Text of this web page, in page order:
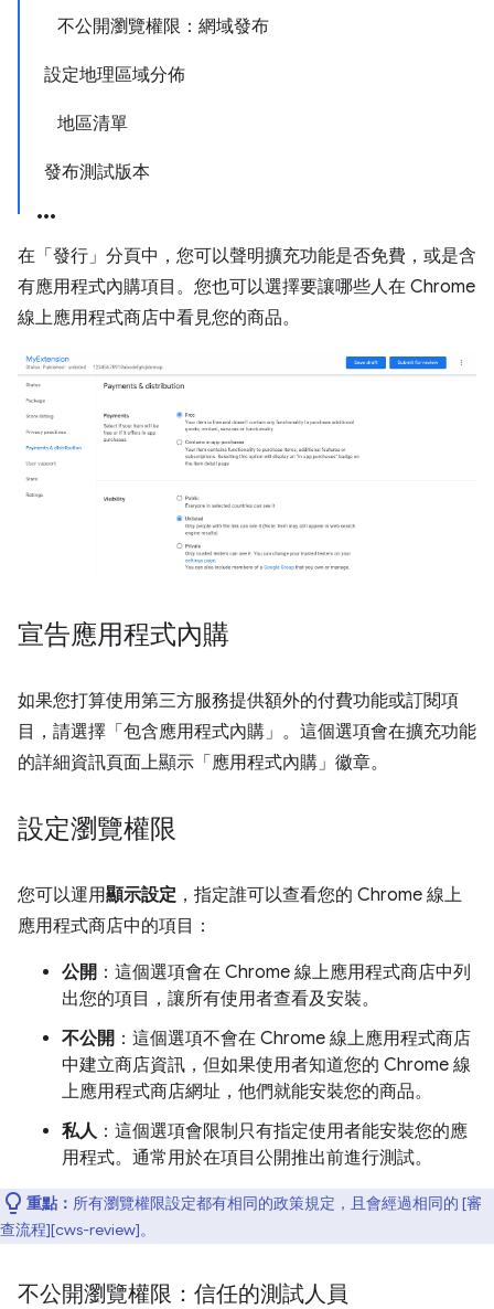
不公開瀏覽權限：網域發布
設定地理區域分佈
地區清單
發布測試版本
在「發行」分頁中，您可以聲明擴充功能是否免費，或是含
有應用程式內購項目。您也可以選擇要讓哪些人在 Chrome
線上應用程式商店中看見您的商品。
宣告應用程式內購
如果您打算使用第三方服務提供額外的付費功能或訂閱項
目，請選擇「包含應用程式內購」 。這個選項會在擴充功能
的詳細資訊頁面上顯示「應用程式內購」徽章。
設定瀏覽權限
您可以運用顯示設定 ，指定誰可以查看您的 Chrome 線上
應用程式商店中的項目：
公開 ：這個選項會在 Chrome 線上應用程式商店中列
出您的項目，讓所有使用者查看及安裝。
不公開 ：這個選項不會在 Chrome 線上應用程式商店
中建立商店資訊，但如果使用者知道您的 Chrome 線
上應用程式商店網址，他們就能安裝您的商品。
私人 ：這個選項會限制只有指定使用者能安裝您的應
用程式。通常用於在項目公開推出前進行測試。
重點： 所有瀏覽權限設定都有相同的政策規定，且會經過相同的 [審
查流程][cws-review]。
不公開瀏覽權限：信任的測試人員